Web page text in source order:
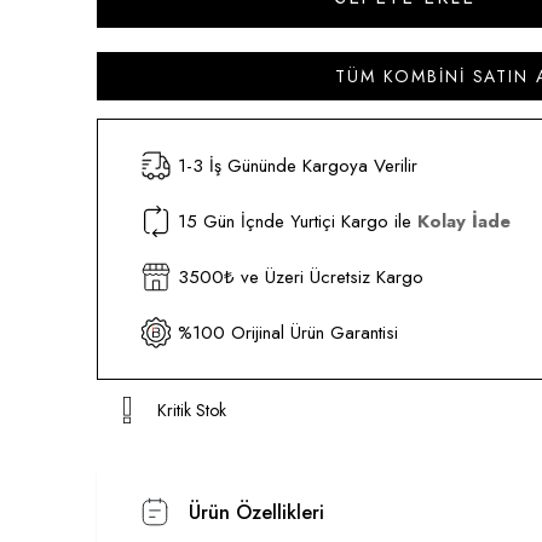
TÜM KOMBINI SATIN
1-3 İş Gününde Kargoya Verilir
15 Gün İçnde Yurtiçi Kargo ile Kolay İade
3500₺ ve Üzeri Ücretsiz Kargo
%100 Orijinal Ürün Garantisi
Kritik Stok
Ürün Özellikleri